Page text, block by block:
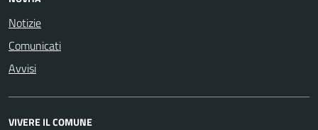
Notizie
Comunicati
Avvisi
VIVERE IL COMUNE